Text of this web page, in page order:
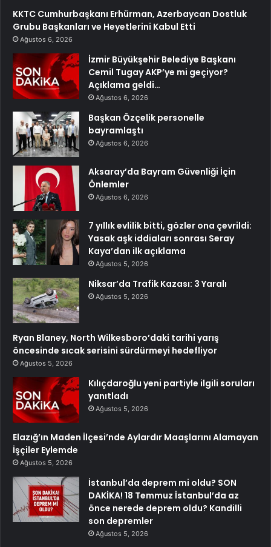
KKTC Cumhurbaşkanı Erhürman, Azerbaycan Dostluk
Grubu Başkanları ve Heyetlerini Kabul Etti
Ağustos 6, 2026
İzmir Büyükşehir Belediye Başkanı
Cemil Tugay AKP’ye mi geçiyor?
Açıklama geldi…
Ağustos 6, 2026
Başkan Özçelik personelle
bayramlaştı
Ağustos 6, 2026
Aksaray’da Bayram Güvenliği İçin
Önlemler
Ağustos 6, 2026
7 yıllık evlilik bitti, gözler ona çevrildi:
Yasak aşk iddiaları sonrası Seray
Kaya’dan ilk açıklama
Ağustos 5, 2026
Niksar’da Trafik Kazası: 3 Yaralı
Ağustos 5, 2026
Ryan Blaney, North Wilkesboro’daki tarihi yarış
öncesinde sıcak serisini sürdürmeyi hedefliyor
Ağustos 5, 2026
Kılıçdaroğlu yeni partiyle ilgili soruları
yanıtladı
Ağustos 5, 2026
Elazığ’ın Maden İlçesi’nde Aylardır Maaşlarını Alamayan
İşçiler Eylemde
Ağustos 5, 2026
İstanbul’da deprem mi oldu? SON
DAKİKA! 18 Temmuz İstanbul’da az
önce nerede deprem oldu? Kandilli
son depremler
Ağustos 5, 2026